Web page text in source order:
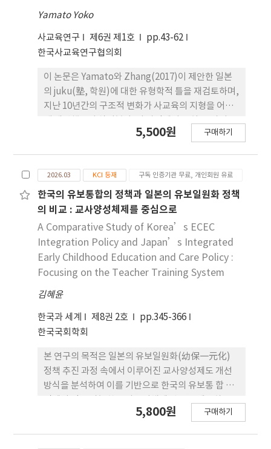
Yamato Yoko
사교육연구 제6권 제1호
pp.43-62
한국사교육연구협의회
이 논문은 Yamato와 Zhang(2017)이 제안한 일본
의 juku(塾, 학원)에 대한 유형학적 틀을 재검토하며,
지난 10년간의 구조적 변화가 사교육의 지형을 어떻
인이 중요한 역할을 했다. 하 나는 능동적 학습(主体
하 는 개정된 ‘학습지도요령(Course of Study,
2020~2022)’의 전면 시행이며, 다른 하나는 학령인
구 감소로 인한 인구통계학 적 압박이다. 이 논문은 시
장 데이터, 최근의 실증 연구 및 정책 문서를 바탕으로
기존의 3가지 유형학이 두 가지 차원에서 정교화 될
필요가 있다고 주장한다. 첫째, 보충 및 심화 학습을
제공하는 ‘A 유형(Type A)’ 부문은 구조적 양극
화(bifurcation)를 겪었다. 2004년에서 2023년 사이
등록 학생 수가 945만 명에서 1,409만 명으로 증가하
기록적인 수준에 달했다. 이와 동시에, 자생적인 민간
시장이 존재하지 않는 인구 감소 지역에서 지자체가
설립한 ‘공영 주쿠(kōei juku)’가 A 유형의 뚜렷
한 파생 형태로 등장했다. 둘째, 지리적 요인이 이 유
형학의 구 성 축이 되었다. 학생이 이용할 수 있는 주
쿠의 유형, 혹은 보충 학습 제공 자체에 접근할 수 있
는지 여부는 단지 가족의 선호도만이 아니라 도심과
5,500원 구매하기
2026.03 KCI 등재 구독 인증기관 무료, 개인회원 유료
한국의 유보통합의 정책과 일본의 유보일원화 정책
의 비교 : 교사양성체제를 중심으로
A Comparative Study of Korea’s ECEC
Integration Policy and Japan’s Integrated
Early Childhood Education and Care Policy :
Focusing on the Teacher Training System
김혜윤
한국과 세계 제8권 2호
pp.345-366
한국국회학회
본 연구의 목적은 일본의 유보일원화(幼保一元化)
정책 추진 과정 속에서 이루어진 교사양성제도 개선
방식을 분석하여 이를 기반으로 한국의 유보통 합 추
것이다. 연구방법 으로 양국의 정책 문헌 및 통계 자료
5,800원 구매하기